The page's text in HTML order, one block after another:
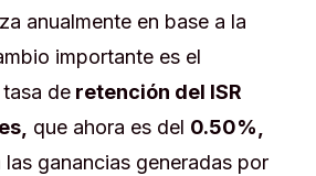
anualmente en base a la
importante es el
de retención del ISR
que ahora es del 0.50%,
ganancias generadas por